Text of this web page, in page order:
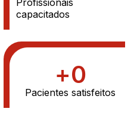
Profissionais
capacitados
Pacientes satisfeitos
+0